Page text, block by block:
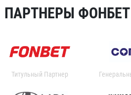
ПАРТНЕРЫ
Титульный Партнер